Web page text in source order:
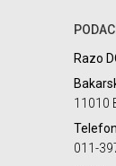
Razo
11010
011-